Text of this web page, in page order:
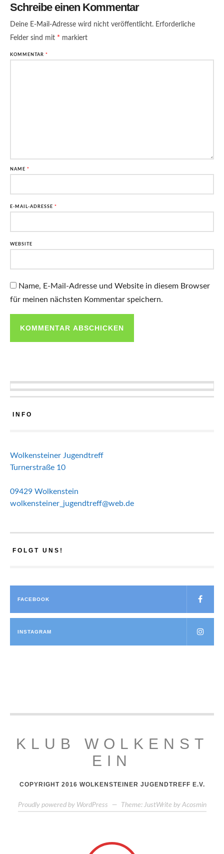
Schreibe einen Kommentar
Deine E-Mail-Adresse wird nicht veröffentlicht. Erforderliche
Felder sind mit * markiert
KOMMENTAR *
NAME *
E-MAIL-ADRESSE *
WEBSITE
Name, E-Mail-Adresse und Website in diesem Browser
für meinen nächsten Kommentar speichern.
INFO
Wolkensteiner Jugendtreff
Turnerstraße 10
09429 Wolkenstein
wolkensteiner_jugendtreff@web.de
FOLGT UNS!
FACEBOOK
INSTAGRAM
KLUB WOLKENST
EIN
COPYRIGHT 2016 WOLKENSTEINER JUGENDTREFF E.V.
Proudly powered by WordPress — Theme: JustWrite by Acosmin